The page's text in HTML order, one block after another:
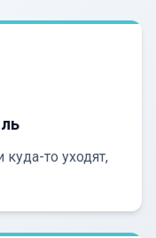
куда-то уходят,